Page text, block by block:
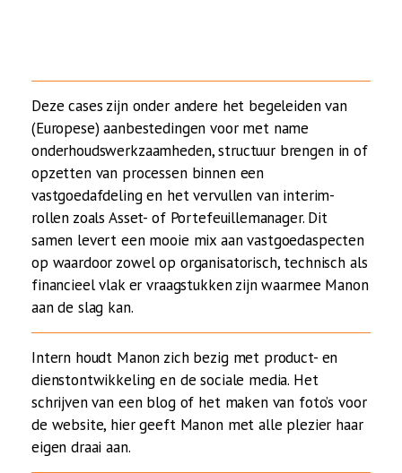
Deze cases zijn onder andere het begeleiden van
(Europese) aanbestedingen voor met name
onderhoudswerkzaamheden, structuur brengen in of
opzetten van processen binnen een
vastgoedafdeling en het vervullen van interim-
rollen zoals Asset- of Portefeuillemanager. Dit
samen levert een mooie mix aan vastgoedaspecten
op waardoor zowel op organisatorisch, technisch als
financieel vlak er vraagstukken zijn waarmee Manon
aan de slag kan.
Intern houdt Manon zich bezig met product- en
dienstontwikkeling en de sociale media. Het
schrijven van een blog of het maken van foto’s voor
de website, hier geeft Manon met alle plezier haar
eigen draai aan.